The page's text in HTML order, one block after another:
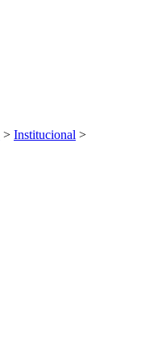
> Institucional >